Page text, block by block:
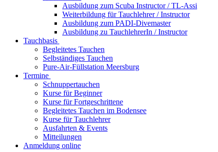
Ausbildung zum Scuba Instructor / TL-Assi
Weiterbildung für Tauchlehrer / Instructor
Ausbildung zum PADI-Divemaster
Ausbildung zu TauchlehrerIn / Instructor
Tauchbasis
Begleitetes Tauchen
Selbständiges Tauchen
Pure-Air-Füllstation Meersburg
Termine
Schnuppertauchen
Kurse für Beginner
Kurse für Fortgeschrittene
Begleitetes Tauchen im Bodensee
Kurse für Tauchlehrer
Ausfahrten & Events
Mitteilungen
Anmeldung online